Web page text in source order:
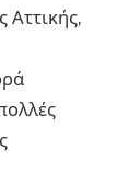
Αττικής,